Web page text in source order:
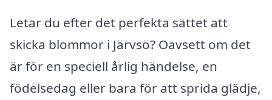
Letar du efter det perfekta sättet att
skicka blommor i Järvsö? Oavsett om det
är för en speciell årlig händelse, en
födelsedag eller bara för att sprida glädje,